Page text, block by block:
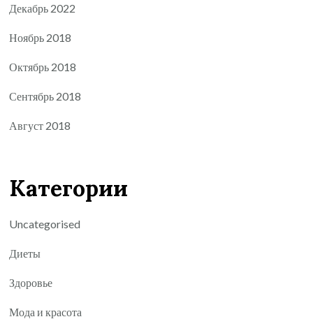
Декабрь 2022
Ноябрь 2018
Октябрь 2018
Сентябрь 2018
Август 2018
Категории
Uncategorised
Диеты
Здоровье
Мода и красота